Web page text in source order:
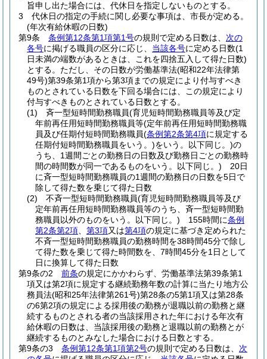
旨申し出た場合には、代休日を指定しないものとする。
3
代休日の指定の手続に関し必要な事項は、市長が定める。
(年次有給休暇の日数)
第9条
条例第12条第1項第1号の規則で定める日数は、 次の
各号に掲げる職員の区分に応じ、 当該各号に定める日数(1
日未満の端数があるときは、これを四捨五入して得た日数)
とする。 ただし、その日数が労働基準法(昭和22年法律第
49号)第39条第1項から第3項までの規定により付与すべき
ものとされている日数を下回る場合には、この規定により
付与すべきものとされている日数とする。
(1)
斉一型短時間勤務職員(育児短時間勤務職員等及び定
年前再任用短時間勤務職員等(定年前再任用短時間勤務職
員及び任期付短時間勤務職員(条例第2条第4項に規定する
任期付短時間勤務職員をいう。)をいう。以下同じ。)の
うち、1週間ごとの勤務日の日数及び勤務日ごとの勤務時
間の時間数が同一であるものをいう。以下同じ。) 20日
に斉一型短時間勤務職員の1週間の勤務日の日数を5日で
除して得た数を乗じて得た日数
(2)
不斉一型短時間勤務職員(育児短時間勤務職員等及び
定年前再任用短時間勤務職員等のうち、斉一型短時間勤
務職員以外のものをいう。以下同じ。) 155時間に条例
第2条第2項
第3項又は第4項の規定に基づき定められた
不斉一型短時間勤務職員の勤務時間を38時間45分で除し
て得た数を乗じて得た時間数を、7時間45分を1日として
日に換算して得た日数
第9条の2
前条の規定にかかわらず、労働基準法第39条第1
項又は第2項に規定する継続勤務年数の計算に当たり地方公
務員法(昭和25年法律第261号)第28条の5第1項又は第28条
の6第2項の規定による採用後の勤務が退職以前の勤務と継
続するものとされる者の当該採用された年における年次有
給休暇の日数は、当該採用後の勤務と退職以前の勤務とが
継続するものとみなした場合における日数とする。
第9条の3
条例第12条第1項第2号の規則で定める日数は、 次